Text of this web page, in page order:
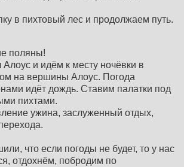
в пихтовый лес и продолжаем путь.
поляны!
и идём к месту ночёвки в
на вершины Алоус. Погода
идёт дождь. Ставим палатки под
пихтами.
ужина, заслуженный отдых,
что если погоды не будет, то у нас
отдохнём, побродим по